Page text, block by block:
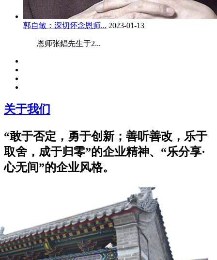
郭自敏：深切怀念恩师... 2023-01-13
恩师张錩先生于2...
关于我们
“敢于否定，勇于创新；善听善改，乐于
取舍，成于归零”的企业精神、“乐分享·
心无间”的企业风格。